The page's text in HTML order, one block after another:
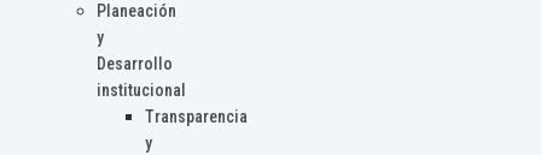
Planeación
y
Desarrollo
institucional
Transparencia
y